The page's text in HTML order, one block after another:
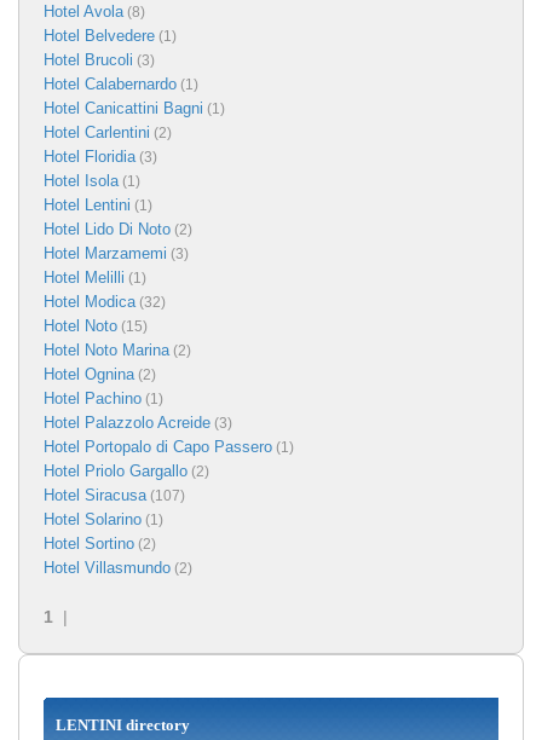
Hotel Avola(8)
Hotel Belvedere (1)
Hotel Brucoli (3)
Hotel Calabernardo (1)
Hotel Canicattini Bagni (1)
Hotel Carlentini (2)
Hotel Floridia(3)
Hotel Isola(1)
Hotel Lentini (1)
Hotel Lido Di Noto (2)
Hotel Marzamemi (3)
Hotel Melilli (1)
Hotel Modica(32)
Hotel Noto (15)
Hotel Noto Marina(2)
Hotel Ognina(2)
Hotel Pachino (1)
Hotel Palazzolo Acreide (3)
Hotel Portopalo di Capo Passero (1)
Hotel Priolo Gargallo (2)
Hotel Siracusa(107)
Hotel Solarino (1)
Hotel Sortino (2)
Hotel Villasmundo (2)
1 |
LENTINI directory